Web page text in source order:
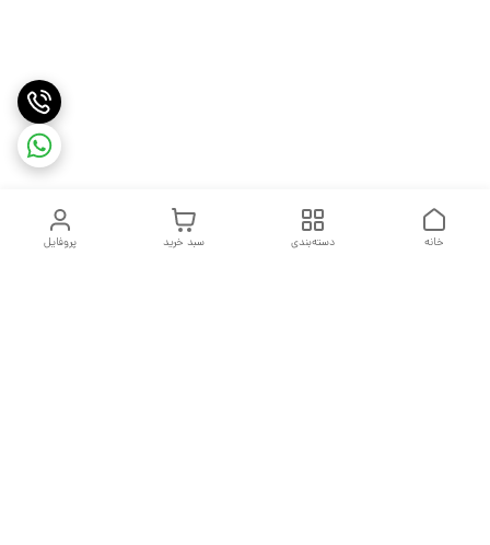
پروفایل سبد خرید دسته‌بندی خانه